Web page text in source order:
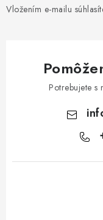
Vložením e-mailu
Potrebujete s